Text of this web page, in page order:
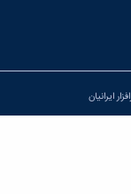
ایرانیان